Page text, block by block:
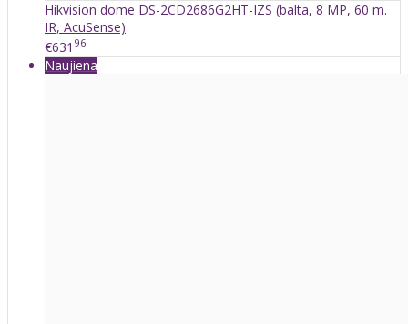
Hikvision dome DS-2CD2686G2HT-IZS (balta, 8 MP, 60 m.
IR, AcuSense)
€631 96
Naujiena